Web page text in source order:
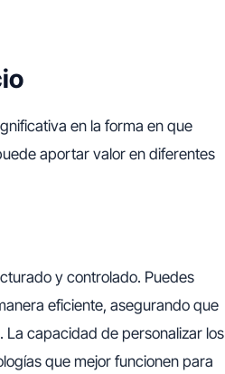
en la forma en que
aportar valor en diferentes
y controlado. Puedes
eficiente, asegurando que
capacidad de personalizar los
que mejor funcionen para